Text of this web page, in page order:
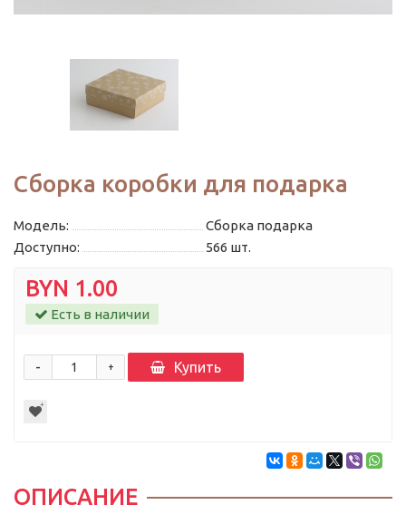
Сборка коробки для подарка
Модель:
Сборка подарка
Доступно:
566 шт.
BYN 1.00
Есть в наличии
+
- Купить
ОПИСАНИЕ